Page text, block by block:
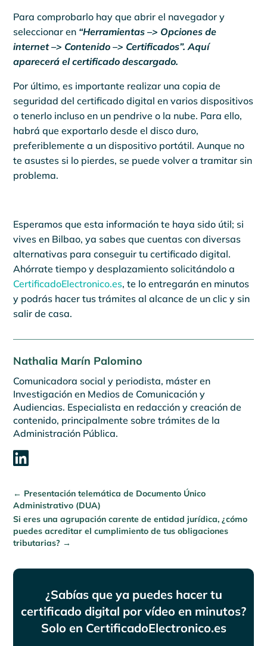
Para comprobarlo hay que abrir el navegador y
seleccionar en “Herramientas –> Opciones de
internet –> Contenido –> Certificados”. Aquí
aparecerá el certificado descargado.
Por último, es importante realizar una copia de
seguridad del certificado digital en varios dispositivos
o tenerlo incluso en un pendrive o la nube. Para ello,
habrá que exportarlo desde el disco duro,
preferiblemente a un dispositivo portátil. Aunque no
te asustes si lo pierdes, se puede volver a tramitar sin
problema.
Esperamos que esta información te haya sido útil; si
vives en Bilbao, ya sabes que cuentas con diversas
alternativas para conseguir tu certificado digital.
Ahórrate tiempo y desplazamiento solicitándolo a
CertificadoElectronico.es, te lo entregarán en minutos
y podrás hacer tus trámites al alcance de un clic y sin
salir de casa.
Nathalia Marín Palomino
Comunicadora social y periodista, máster en
Investigación en Medios de Comunicación y
Audiencias. Especialista en redacción y creación de
contenido, principalmente sobre trámites de la
Administración Pública.

← Presentación telemática de Documento Único
Administrativo (DUA)
Si eres una agrupación carente de entidad jurídica, ¿cómo
puedes acreditar el cumplimiento de tus obligaciones
tributarias? →
¿Sabías que ya puedes hacer tu
certificado digital por vídeo en minutos?
Solo en CertificadoElectronico.es